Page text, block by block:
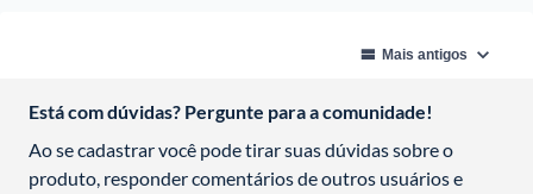
Está com dúvidas? Pergunte para a comunidade!
Ao se cadastrar você pode tirar suas dúvidas sobre o
produto, responder comentários de outros usuários e